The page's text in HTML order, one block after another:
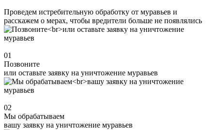
Проведем истребительную обработку от муравьев и
расскажем о мерах, чтобы вредители больше не появлялись
01
Позвоните
или оставьте заявку на уничтожение муравьев
02
Мы обрабатываем
вашу заявку на уничтожение муравьев